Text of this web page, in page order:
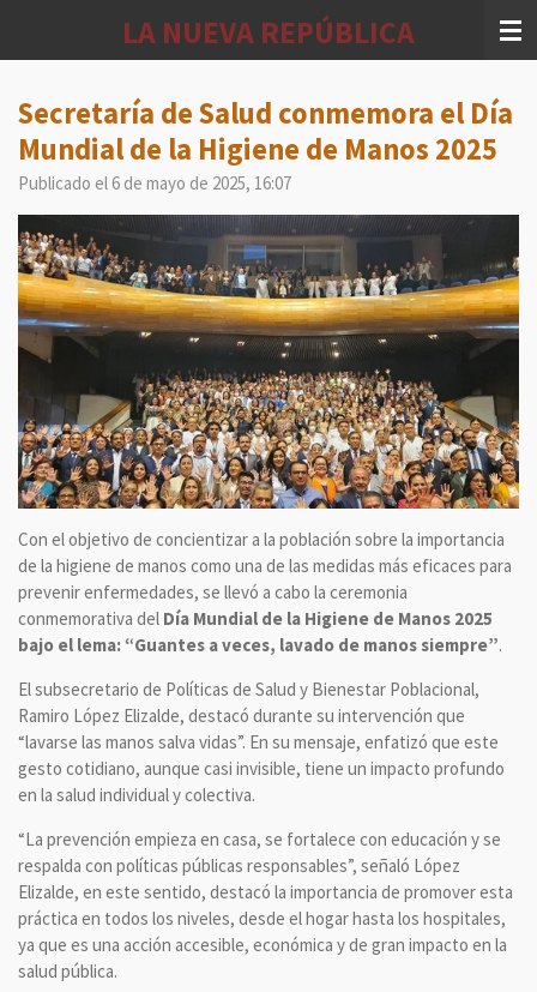
principal
LA NUEVA REPÚBLICA
Secretaría de Salud conmemora el Día
Mundial de la Higiene de Manos 2025
Publicado el 6 de mayo de 2025, 16:07
Con el objetivo de concientizar a la población sobre la importancia
de la higiene de manos como una de las medidas más eficaces para
prevenir enfermedades, se llevó a cabo la ceremonia
conmemorativa del Día Mundial de la Higiene de Manos 2025
bajo el lema: “Guantes a veces, lavado de manos siempre”.
El subsecretario de Políticas de Salud y Bienestar Poblacional,
Ramiro López Elizalde, destacó durante su intervención que
“lavarse las manos salva vidas”. En su mensaje, enfatizó que este
gesto cotidiano, aunque casi invisible, tiene un impacto profundo
en la salud individual y colectiva.
“La prevención empieza en casa, se fortalece con educación y se
respalda con políticas públicas responsables”, señaló López
Elizalde, en este sentido, destacó la importancia de promover esta
práctica en todos los niveles, desde el hogar hasta los hospitales,
ya que es una acción accesible, económica y de gran impacto en la
salud pública.